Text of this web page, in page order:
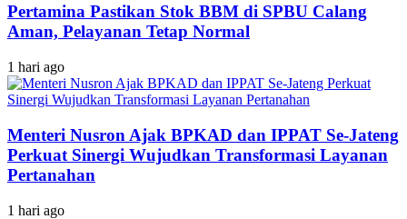
Pertamina Pastikan Stok BBM di SPBU Calang
Aman, Pelayanan Tetap Normal
1 hari ago
Menteri Nusron Ajak BPKAD dan IPPAT Se-Jateng
Perkuat Sinergi Wujudkan Transformasi Layanan
Pertanahan
1 hari ago